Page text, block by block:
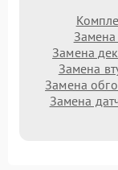
Замена
Замена
Замена
Замена